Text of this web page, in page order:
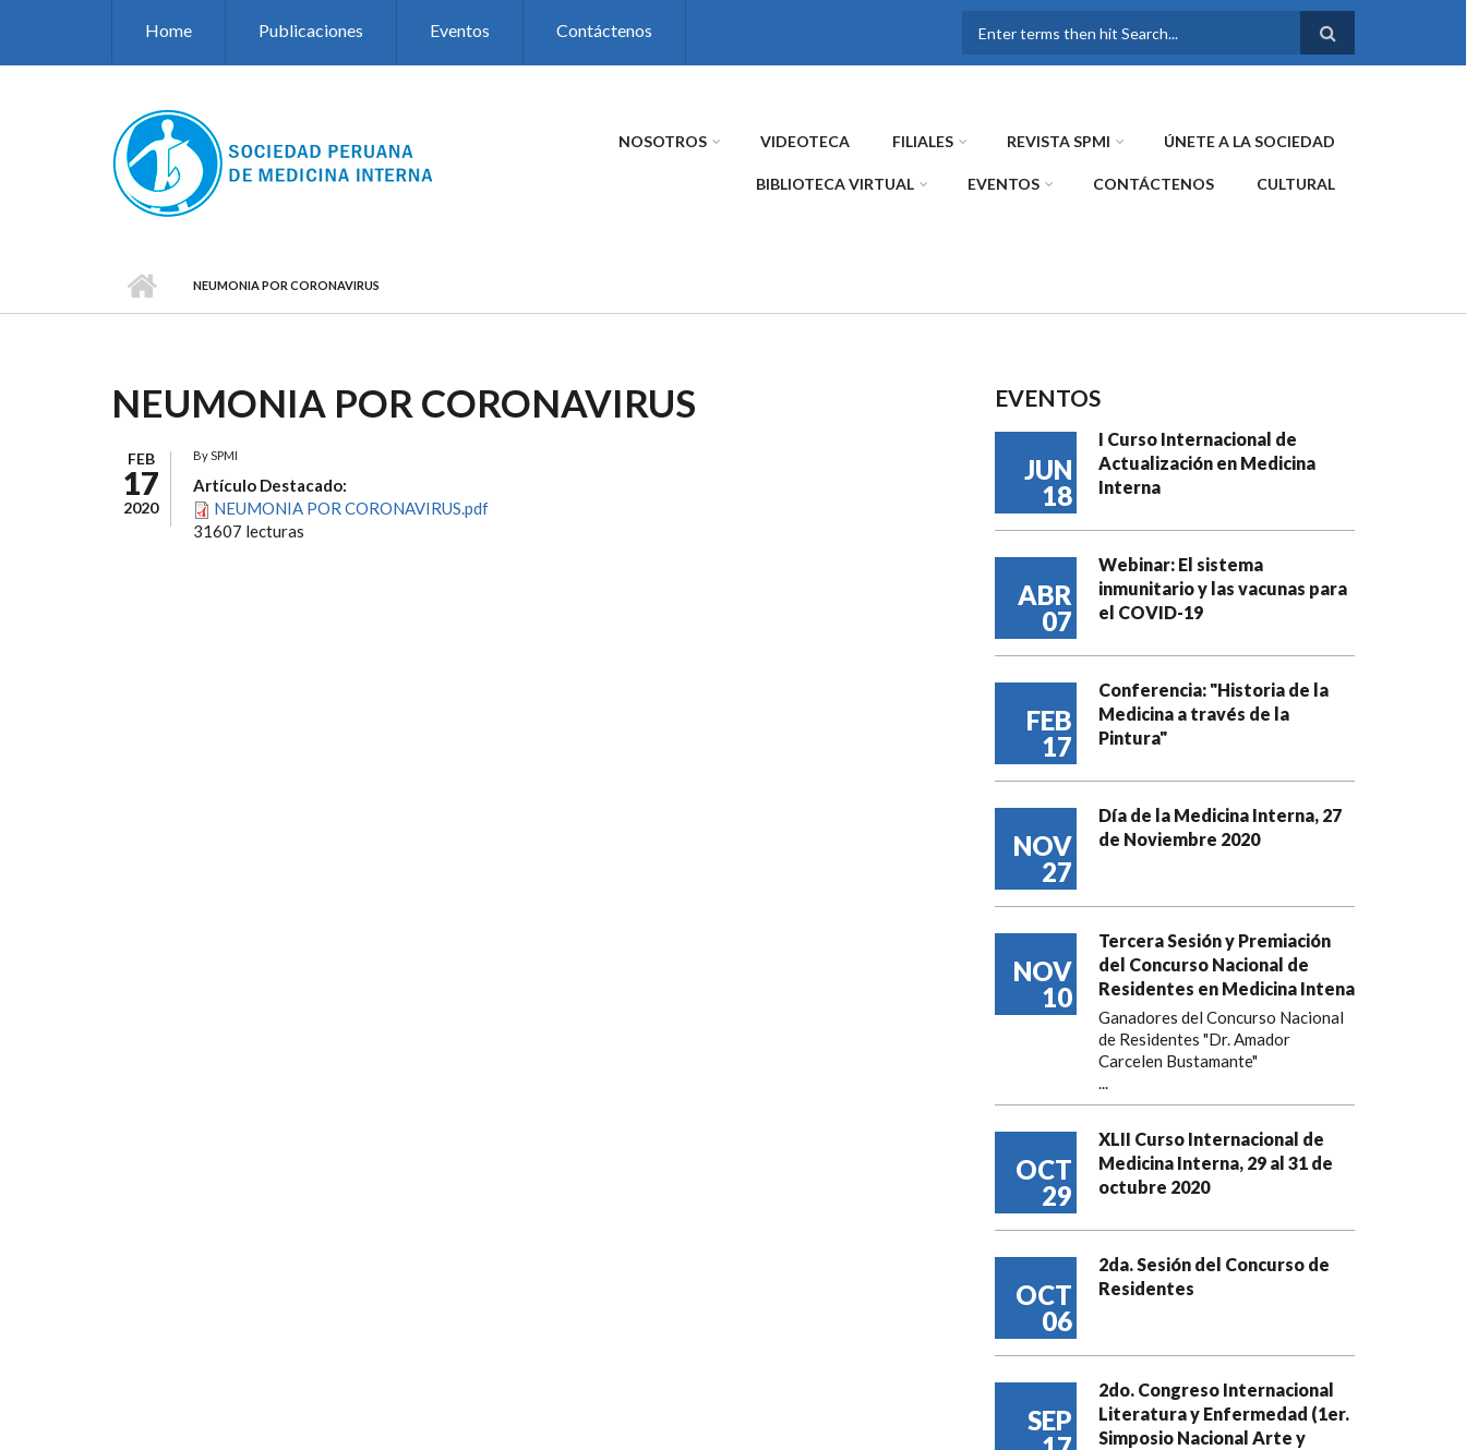
Home Publicaciones Eventos Contáctenos
FORMULARIO DE
NOSOTROS VIDEOTECA FILIALES REVISTA SPMI ÚNETE A LA SOCIEDAD
BIBLIOTECA VIRTUAL EVENTOS CONTÁCTENOS CULTURAL
NEUMONIA POR CORONAVIRUS
NEUMONIA POR CORONAVIRUS
FEB
17
2020
BySPMI
Artículo Destacado:
NEUMONIA POR CORONAVIRUS.pdf
31607 lecturas
EVENTOS
JUN
18
I Curso Internacional de
Actualización en Medicina
Interna
ABR
07
Webinar: El sistema
inmunitario y las vacunas para
el COVID-19
FEB
17
Conferencia: "Historia de la
Medicina a través de la
Pintura"
NOV
27
Día de la Medicina Interna, 27
de Noviembre 2020
NOV
10
Tercera Sesión y Premiación
del Concurso Nacional de
Residentes en Medicina Intena
Ganadores del Concurso Nacional
de Residentes "Dr. Amador
Carcelen Bustamante"
...
OCT
29
XLII Curso Internacional de
Medicina Interna, 29 al 31 de
octubre 2020
OCT
06
2da. Sesión del Concurso de
Residentes
SEP
2do. Congreso Internacional
Literatura y Enfermedad (1er.
Simposio Nacional Arte y